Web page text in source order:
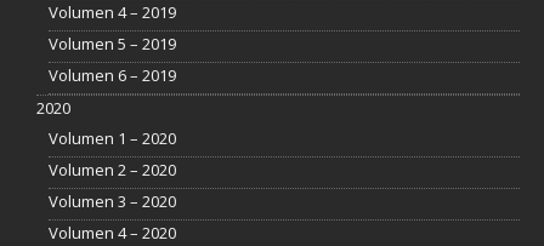
Volumen 4 – 2019
Volumen 5 – 2019
Volumen 6 – 2019
2020
Volumen 1 – 2020
Volumen 2 – 2020
Volumen 3 – 2020
Volumen 4 – 2020